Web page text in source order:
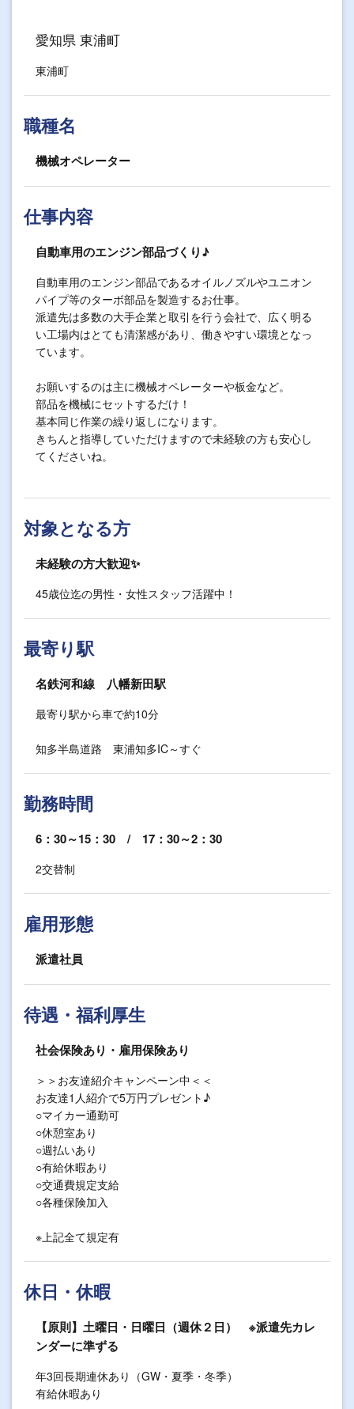
愛知県 東浦町
東浦町
職種名
機械オペレーター
仕事内容
自動車用のエンジン部品づくり♪
自動車用のエンジン部品であるオイルノズルやユニオン
パイプ等のターボ部品を製造するお仕事。
派遣先は多数の大手企業と取引を行う会社で、広く明る
い工場内はとても清潔感があり、働きやすい環境となっ
ています。
お願いするのは主に機械オペレーターや板金など。
部品を機械にセットするだけ！
基本同じ作業の繰り返しになります。
きちんと指導していただけますので未経験の方も安心し
てくださいね。
対象となる方
未経験の方大歓迎✨
45歳位迄の男性・女性スタッフ活躍中！
最寄り駅
名鉄河和線 八幡新田駅
最寄り駅から車で約10分
知多半島道路 東浦知多IC～すぐ
勤務時間
6：30～15：30 / 17：30～2：30
2交替制
雇用形態
派遣社員
待遇・福利厚生
社会保険あり・雇用保険あり
＞＞お友達紹介キャンペーン中＜＜
お友達1人紹介で5万円プレゼント♪
○マイカー通勤可
○休憩室あり
○週払いあり
○有給休暇あり
○交通費規定支給
○各種保険加入
※上記全て規定有
休日・休暇
【原則】土曜日・日曜日（週休２日） ※派遣先カレ
ンダーに準ずる
年3回長期連休あり（GW・夏季・冬季）
有給休暇あり